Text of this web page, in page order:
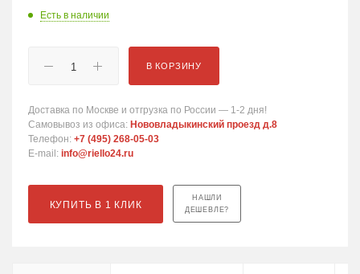
Есть в наличии
В КОРЗИНУ
Доставка по Москве и отгрузка по России — 1-2 дня!
Самовывоз из офиса: Нововладыкинский проезд д.8
Телефон: +7 (495) 268-05-03
E-mail: info@riello24.ru
КУПИТЬ В 1 КЛИК
НАШЛИ
ДЕШЕВЛЕ?